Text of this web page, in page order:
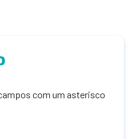
com um asterisco